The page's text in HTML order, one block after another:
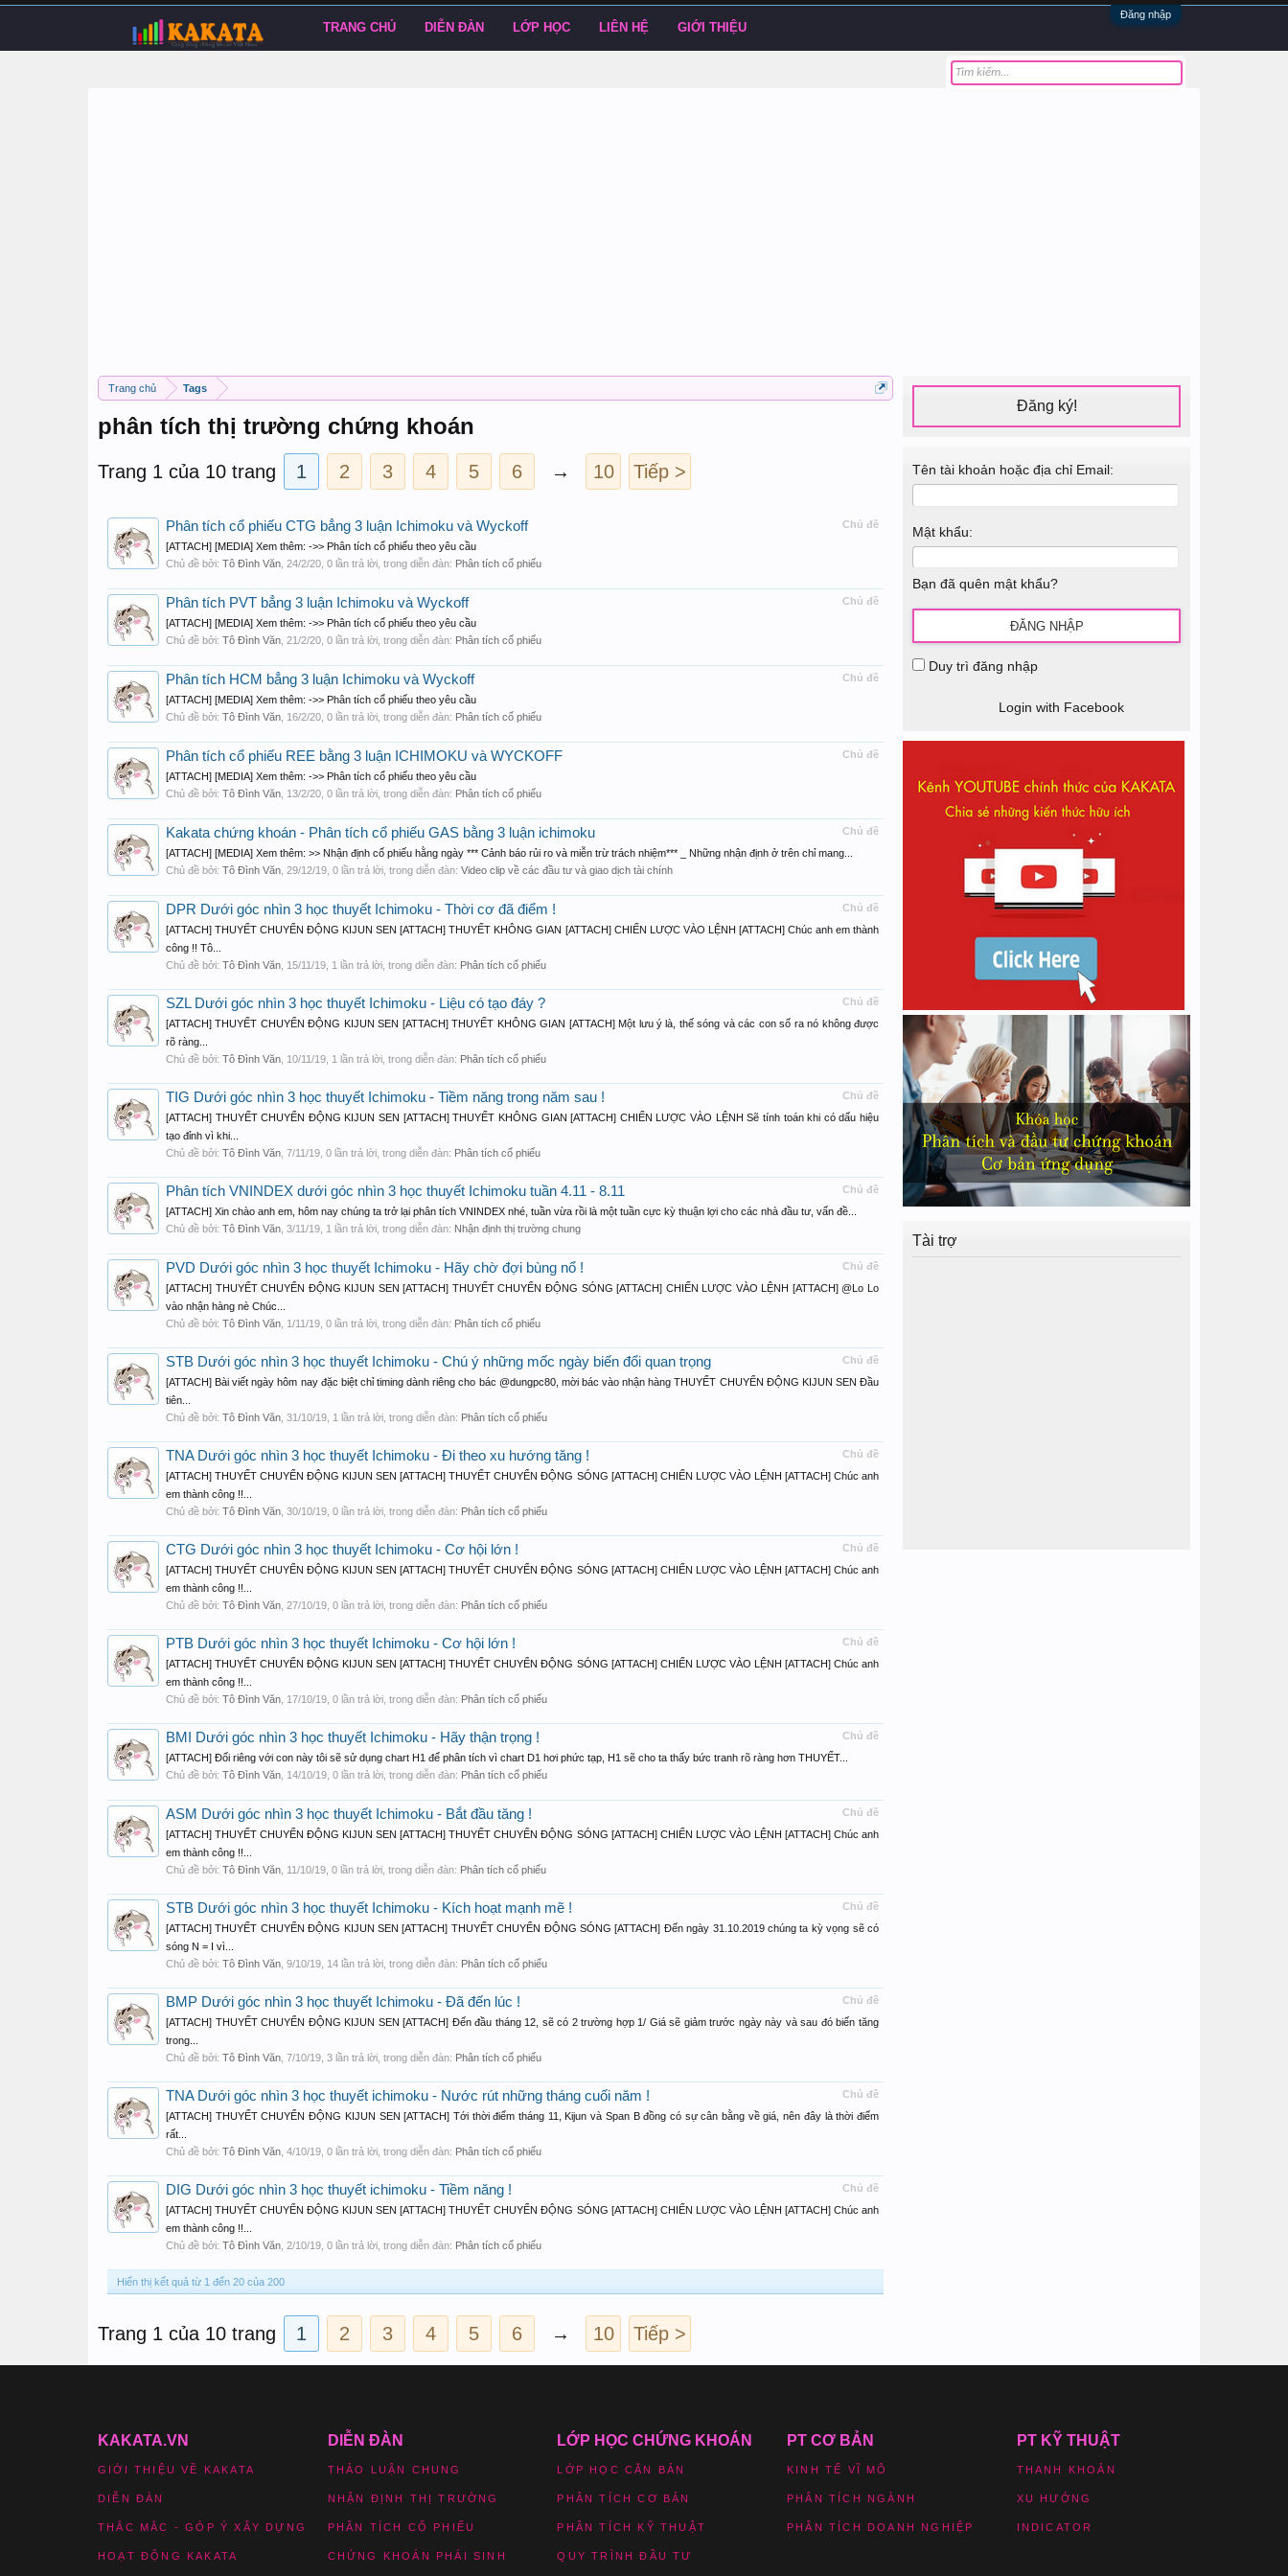
Đăng nhập
Trang chủ Tags
phân tích thị trường chứng khoán
Trang 1 của 10 trang 1 2 3 4 5 6 → 10 Tiếp >
Chủ đề
Phân tích cổ phiếu CTG bẳng 3 luận Ichimoku và Wyckoff
[ATTACH] [MEDIA] Xem thêm: ->> Phân tích cổ phiếu theo yêu cầu
Chủ đề bởi: Tô Đình Văn 24/2/20 , 0 lần trả lời, trong diễn đàn: Phân tích cổ phiếu
Chủ đề
Phân tích PVT bẳng 3 luận Ichimoku và Wyckoff
[ATTACH] [MEDIA] Xem thêm: ->> Phân tích cổ phiếu theo yêu cầu
Chủ đề bởi: Tô Đình Văn 21/2/20 , 0 lần trả lời, trong diễn đàn: Phân tích cổ phiếu
Chủ đề
Phân tích HCM bẳng 3 luận Ichimoku và Wyckoff
[ATTACH] [MEDIA] Xem thêm: ->> Phân tích cổ phiếu theo yêu cầu
Chủ đề bởi: Tô Đình Văn 16/2/20 , 0 lần trả lời, trong diễn đàn: Phân tích cổ phiếu
Chủ đề
Phân tích cổ phiếu REE bằng 3 luận ICHIMOKU và WYCKOFF
[ATTACH] [MEDIA] Xem thêm: ->> Phân tích cổ phiếu theo yêu cầu
Chủ đề bởi: Tô Đình Văn 13/2/20 , 0 lần trả lời, trong diễn đàn: Phân tích cổ phiếu
Chủ đề
Kakata chứng khoán - Phân tích cổ phiếu GAS bằng 3 luận ichimoku
[ATTACH] [MEDIA] Xem thêm: >> Nhận định cố phiếu hằng ngày *** Cảnh báo rủi ro và miễn trừ trách nhiệm*** _ Những nhận định ở trên chỉ mang...
Chủ đề bởi: Tô Đình Văn 29/12/19 , 0 lần trả lời, trong diễn đàn: Video clip về các đầu tư và giao dịch tài chính
Chủ đề
DPR Dưới góc nhìn 3 học thuyết Ichimoku - Thời cơ đã điểm !
[ATTACH] THUYẾT CHUYỂN ĐỘNG KIJUN SEN [ATTACH] THUYẾT KHÔNG GIAN [ATTACH] CHIẾN LƯỢC VÀO LỆNH [ATTACH] Chúc anh em thành
công !! Tô...
Chủ đề bởi: Tô Đình Văn 15/11/19 , 1 lần trả lời, trong diễn đàn: Phân tích cổ phiếu
Chủ đề
SZL Dưới góc nhìn 3 học thuyết Ichimoku - Liệu có tạo đáy ?
[ATTACH] THUYẾT CHUYỂN ĐỘNG KIJUN SEN [ATTACH] THUYẾT KHÔNG GIAN [ATTACH] Một lưu ý là, thế sóng và các con số ra nó không được
rõ ràng...
Chủ đề bởi: Tô Đình Văn 10/11/19 , 1 lần trả lời, trong diễn đàn: Phân tích cổ phiếu
Chủ đề
TIG Dưới góc nhìn 3 học thuyết Ichimoku - Tiềm năng trong năm sau !
[ATTACH] THUYẾT CHUYỂN ĐỘNG KIJUN SEN [ATTACH] THUYẾT KHÔNG GIAN [ATTACH] CHIẾN LƯỢC VÀO LỆNH Sẽ tính toán khi có dấu hiệu
tạo đỉnh vì khi...
Chủ đề bởi: Tô Đình Văn 7/11/19 , 0 lần trả lời, trong diễn đàn: Phân tích cổ phiếu
Chủ đề
Phân tích VNINDEX dưới góc nhìn 3 học thuyết Ichimoku tuần 4.11 - 8.11
[ATTACH] Xin chào anh em, hôm nay chúng ta trở lại phân tích VNINDEX nhé, tuần vừa rồi là một tuần cực kỳ thuận lợi cho các nhà đầu tư, vấn đề...
Chủ đề bởi: Tô Đình Văn 3/11/19 , 1 lần trả lời, trong diễn đàn: Nhận định thị trường chung
Chủ đề
PVD Dưới góc nhìn 3 học thuyết Ichimoku - Hãy chờ đợi bùng nổ !
[ATTACH] THUYẾT CHUYỂN ĐỘNG KIJUN SEN [ATTACH] THUYẾT CHUYỂN ĐỘNG SÓNG [ATTACH] CHIẾN LƯỢC VÀO LỆNH [ATTACH] @Lo Lo
vào nhận hàng nè Chúc...
Chủ đề bởi: Tô Đình Văn 1/11/19 , 0 lần trả lời, trong diễn đàn: Phân tích cổ phiếu
Chủ đề
STB Dưới góc nhìn 3 học thuyết Ichimoku - Chú ý những mốc ngày biến đổi quan trọng
[ATTACH] Bài viết ngày hôm nay đặc biệt chỉ timing dành riêng cho bác @dungpc80, mời bác vào nhận hàng THUYẾT CHUYỂN ĐỘNG KIJUN SEN Đầu
tiên...
Chủ đề bởi: Tô Đình Văn 31/10/19 , 1 lần trả lời, trong diễn đàn: Phân tích cổ phiếu
Chủ đề
TNA Dưới góc nhìn 3 học thuyết Ichimoku - Đi theo xu hướng tăng !
[ATTACH] THUYẾT CHUYỂN ĐỘNG KIJUN SEN [ATTACH] THUYẾT CHUYỂN ĐỘNG SÓNG [ATTACH] CHIẾN LƯỢC VÀO LỆNH [ATTACH] Chúc anh
em thành công !!...
Chủ đề bởi: Tô Đình Văn 30/10/19 , 0 lần trả lời, trong diễn đàn: Phân tích cổ phiếu
Chủ đề
CTG Dưới góc nhìn 3 học thuyết Ichimoku - Cơ hội lớn !
[ATTACH] THUYẾT CHUYỂN ĐỘNG KIJUN SEN [ATTACH] THUYẾT CHUYỂN ĐỘNG SÓNG [ATTACH] CHIẾN LƯỢC VÀO LỆNH [ATTACH] Chúc anh
em thành công !!...
Chủ đề bởi: Tô Đình Văn 27/10/19 , 0 lần trả lời, trong diễn đàn: Phân tích cổ phiếu
Chủ đề
PTB Dưới góc nhìn 3 học thuyết Ichimoku - Cơ hội lớn !
[ATTACH] THUYẾT CHUYỂN ĐỘNG KIJUN SEN [ATTACH] THUYẾT CHUYỂN ĐỘNG SÓNG [ATTACH] CHIẾN LƯỢC VÀO LỆNH [ATTACH] Chúc anh
em thành công !!...
Chủ đề bởi: Tô Đình Văn 17/10/19 , 0 lần trả lời, trong diễn đàn: Phân tích cổ phiếu
Chủ đề
BMI Dưới góc nhìn 3 học thuyết Ichimoku - Hãy thận trọng !
[ATTACH] Đối riêng với con này tôi sẽ sử dụng chart H1 để phân tích vì chart D1 hơi phức tạp, H1 sẽ cho ta thấy bức tranh rõ ràng hơn THUYẾT...
Chủ đề bởi: Tô Đình Văn 14/10/19 , 0 lần trả lời, trong diễn đàn: Phân tích cổ phiếu
Chủ đề
ASM Dưới góc nhìn 3 học thuyết Ichimoku - Bắt đầu tăng !
[ATTACH] THUYẾT CHUYỂN ĐỘNG KIJUN SEN [ATTACH] THUYẾT CHUYỂN ĐỘNG SÓNG [ATTACH] CHIẾN LƯỢC VÀO LỆNH [ATTACH] Chúc anh
em thành công !!...
Chủ đề bởi: Tô Đình Văn 11/10/19 , 0 lần trả lời, trong diễn đàn: Phân tích cổ phiếu
Chủ đề
STB Dưới góc nhìn 3 học thuyết Ichimoku - Kích hoạt mạnh mẽ !
[ATTACH] THUYẾT CHUYỂN ĐỘNG KIJUN SEN [ATTACH] THUYẾT CHUYỂN ĐỘNG SÓNG [ATTACH] Đến ngày 31.10.2019 chúng ta kỳ vọng sẽ có
sóng N = I vì...
Chủ đề bởi: Tô Đình Văn 9/10/19 , 14 lần trả lời, trong diễn đàn: Phân tích cổ phiếu
Chủ đề
BMP Dưới góc nhìn 3 học thuyết Ichimoku - Đã đến lúc !
[ATTACH] THUYẾT CHUYỂN ĐỘNG KIJUN SEN [ATTACH] Đến đầu tháng 12, sẽ có 2 trường hợp 1/ Giá sẽ giảm trước ngày này và sau đó biến tăng
trong...
Chủ đề bởi: Tô Đình Văn 7/10/19 , 3 lần trả lời, trong diễn đàn: Phân tích cổ phiếu
Chủ đề
TNA Dưới góc nhìn 3 học thuyết ichimoku - Nước rút những tháng cuối năm !
[ATTACH] THUYẾT CHUYỂN ĐỘNG KIJUN SEN [ATTACH] Tới thời điểm tháng 11, Kijun và Span B đồng có sự cân bằng về giá, nên đây là thời điểm
rất...
Chủ đề bởi: Tô Đình Văn 4/10/19 , 0 lần trả lời, trong diễn đàn: Phân tích cổ phiếu
Chủ đề
DIG Dưới góc nhìn 3 học thuyết ichimoku - Tiềm năng !
[ATTACH] THUYẾT CHUYỂN ĐỘNG KIJUN SEN [ATTACH] THUYẾT CHUYỂN ĐỘNG SÓNG [ATTACH] CHIẾN LƯỢC VÀO LỆNH [ATTACH] Chúc anh
em thành công !!...
Chủ đề bởi: Tô Đình Văn 2/10/19 , 0 lần trả lời, trong diễn đàn: Phân tích cổ phiếu
Hiển thị kết quả từ 1 đến 20 của 200
Trang 1 của 10 trang 1 2 3 4 5 6 → 10 Tiếp >
Đăng ký!
Tên tài khoản hoặc địa chỉ Email:
Mật khẩu:
Bạn đã quên mật khẩu?
Duy trì đăng nhập
Login with Facebook
Tài trợ
TRANG CHỦ DIỄN ĐÀN LỚP HỌC LIÊN HỆ GIỚI THIỆU
KAKATA.VN
GIỚI THIỆU VỀ KAKATA
DIỄN ĐÀN
THẮC MẮC - GÓP Ý XÂY DỰNG
HOẠT ĐỘNG KAKATA
DIỄN ĐÀN
THẢO LUẬN CHUNG
NHẬN ĐỊNH THỊ TRƯỜNG
PHÂN TÍCH CỔ PHIẾU
CHỨNG KHOÁN PHÁI SINH
LỚP HỌC CHỨNG KHOÁN
LỚP HỌC CĂN BẢN
PHÂN TÍCH CƠ BẢN
PHÂN TÍCH KỸ THUẬT
QUY TRÌNH ĐẦU TƯ
PT CƠ BẢN
KINH TẾ VĨ MÔ
PHÂN TÍCH NGÀNH
PHÂN TÍCH DOANH NGHIỆP
PT KỸ THUẬT
THANH KHOẢN
XU HƯỚNG
INDICATOR